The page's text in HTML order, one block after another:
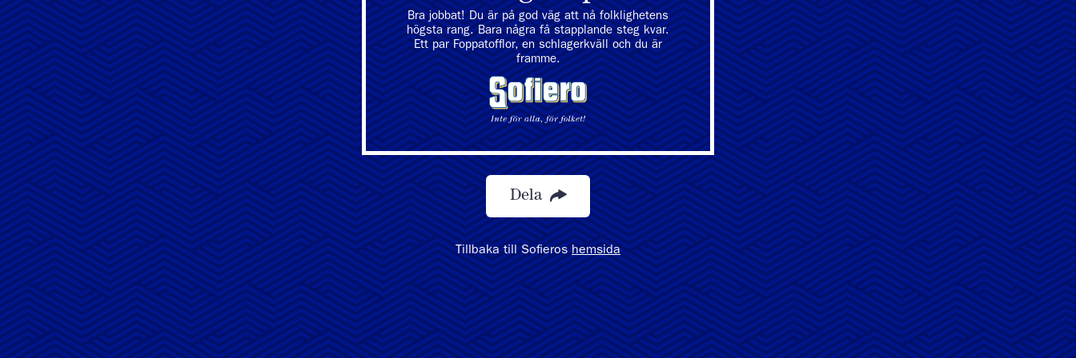
Bra jobbat! Du är på god väg att nå folklighetens
högsta rang. Bara några få stapplande steg kvar.
Ett par Foppatofflor, en schlagerkväll och du är
framme.
Dela
Tillbaka till Sofieroshemsida